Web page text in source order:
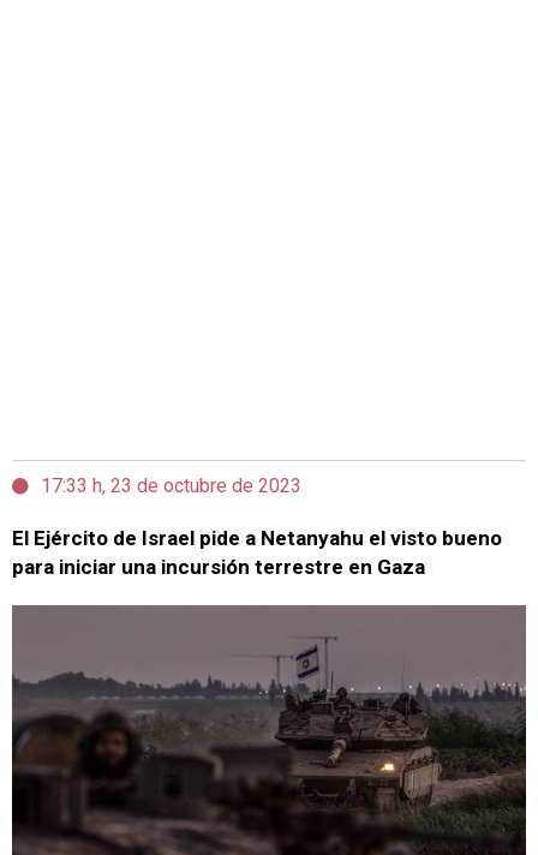
17:33 h, 23 de octubre de 2023
El Ejército de Israel pide a Netanyahu el visto bueno
para iniciar una incursión terrestre en Gaza